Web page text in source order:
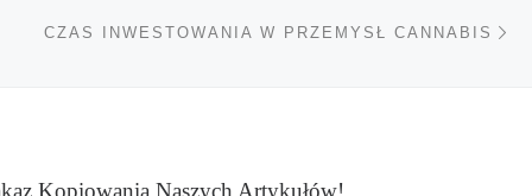
CZAS INWESTOWANIA W PRZEMYSŁ CANNABIS
Kopiowania Naszych Artykułów!